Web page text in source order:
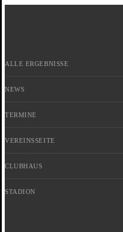
ALLE ERGEBNISSE
NEWS
TERMINE
VEREINSSEITE
CLUBHAUS
STADION